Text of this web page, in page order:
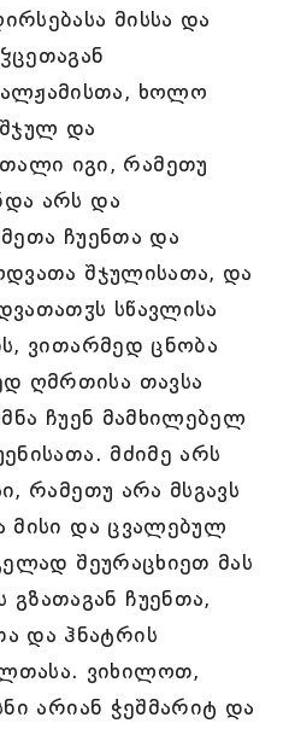
მისსა და
ხოლო
და
იგი, რამეთუ
არს და
ჩუენთა და
შჯულისათა, და
სწავლისა
ვითარმედ ცნობა
ღმრთისა თავსა
ჩუენ მამხილებელ
მძიმე არს
რამეთუ არა მსგავს
მისი და ცვალებულ
შეურაცხიეთ მას
ჩუენთა,
და ჰნატრის
ვიხილოთ,
არიან ჭეშმარიტ და